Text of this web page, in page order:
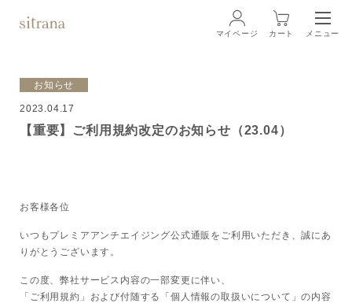
クリーム
ローション
クレンジング・洗顔料
マイページ カート メニュー
お知らせ
2023.04.17
【重要】ご利用規約改定のお知らせ（23.04）
お客様各位
いつもプレミアアンチエイジング公式通販をご利用いただき、誠にあ
りがとうございます。
この度、弊社サービス内容の一部変更に伴い、
「ご利用規約」および付随する「個人情報の取扱いについて」の内容